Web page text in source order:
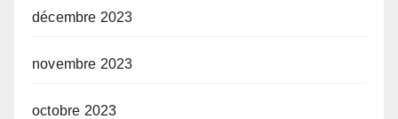
décembre 2023
novembre 2023
octobre 2023